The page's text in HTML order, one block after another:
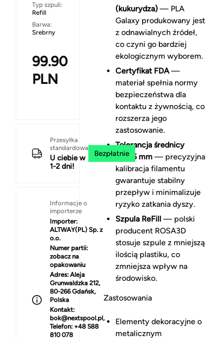
Typ szpuli:
Refill
Barwa:
Srebrny
99.90
PLN
Przesyłka
standardowa
U ciebie w
1-2 dni!
Bezpłatnie
Informacje o
importerze
Importer:
ALTWAY(PL) Sp. z
o.o.
Numer partii:
zobacz na
opakowaniu
Adres: Aleja
Grunwaldzka 212,
80-266 Gdańsk,
Polska
Kontakt:
bok@nextspool.pl,
Telefon: +48 588
810 078
(kukurydza)— PLA
Galaxy produkowany jest
z odnawialnych źródeł,
co czyni go bardziej
ekologicznym wyborem.
Certyfikat FDA—
materiał spełnia normy
bezpieczeństwa dla
kontaktu z żywnością, co
rozszerza jego
zastosowanie.
Tolerancja średnicy
±0,05 mm— precyzyjna
kalibracja filamentu
gwarantuje stabilny
przepływ i minimalizuje
ryzyko zatkania dyszy.
Szpula ReFill— polski
producent ROSA3D
stosuje szpule z mniejszą
ilością plastiku, co
zmniejsza wpływ na
środowisko.
Zastosowania
Elementy dekoracyjne o
metalicznym